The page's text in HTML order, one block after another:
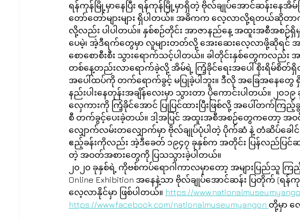
ရန်ကုန်မြို့မှာနေပြီး ရန်ကုန်မြို့မှာရှိတဲ့ ဗိုလ်ချုပ်အောင်ဆန်းန
တော်တော်များများ ရှိပါတယ်။ အဓိကက လေ့လာလို့ရတယ်
လို့လည်း ပါပါတယ်။ နှစ်စဉ်တိုင်း အာဇာနည်နေ့ အထူးအစီအစဉ်
ပေမဲ့၊ အဲ့ဒီရက်တွေမှာ လူများတတ်လို့ အေးဆေးလေ့လာဖို့ဆိုရင်
စောစောစီးစီး သွားရောက်သင့်ပါတယ်။ ခါတိုင်းနှစ်တွေကလည်း အ
တစ်နေ့တည်းလာရောက်ခဲ့လို့ အိမ်ရဲ့ ကြံ့ခိုင်ရေးအပေါ် စိုးရိမ်စိ
အပေါ်ထပ်ကို တက်ရောက်ခွင့် မပြုခဲ့ပါဘူး။ ဒီလို အခြေအန
နည်းပါးနေတုန်းအချိန်လေးမှာ သွားတာ ပိုကောင်းပါတယ်။ ၂၀
လှေကားကို ကြံ့ခိုင်အောင် ပြုပြင်ထားပြီးဖြစ်လို့ အပေါ်တက်က
စီ တက်ခွင့်ပေးခဲ့တယ်။ ဒါ့အပြင် အထူးအစီအစဉ်တွေကတော့ အ
လျှောက်လမ်းတလျှောက်မှာ ဗိုလ်ချုပ်ပုံပါတဲ့ ပိုက်ဆံ နဲ့ တံဆိပ်ခေါ
ဧည့်ခန်းကိုလည်း အဲ့ဒီခေတ် ၁၉၄၇ ခုနှစ်က အတိုင်း ပြန်လည်ပြင်
တဲ့ အဝတ်အစားတွေကို ပြသသွားခဲ့ပါတယ်။
၂၀၂၀ ခုနှစ်ရဲ့ ကိုဗစ်ကပ်ရောဂါကာလမှာတော့ အများပြည်သူ က
Online Exhibition အနေနဲ့သာ ဗိုလ်ချုပ်အောင်ဆန်း ပြတိုက် (
လေ့လာနိုင်မှာ ဖြစ်ပါတယ်။ https://
https://www.facebook.com/nationalmuseumyangon တို့မှာ လ